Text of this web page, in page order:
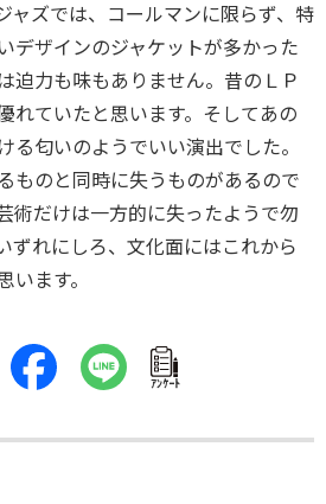
ャズでは、コールマンに限らず、特
デザインのジャケットが多かった
迫力も味もありません。昔のＬＰ
れていたと思います。そしてあの
る匂いのようでいい演出でした。
ものと同時に失うものがあるので
術だけは一方的に失ったようで勿
ずれにしろ、文化面にはこれから
ます。
ｱﾝｹｰﾄ